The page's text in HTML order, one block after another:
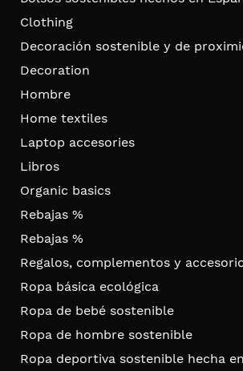
Clothing
Decoración sostenible y de
Decoration
Hombre
Home textiles
Laptop accesories
Libros
Organic basics
Rebajas %
Rebajas %
Regalos, complementos y
Ropa básica ecológica
Ropa de bebé sostenible
Ropa de hombre sostenible
Ropa deportiva sostenible hecha